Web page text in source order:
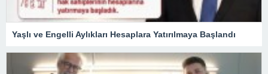
Yaşlı ve Engelli Aylıkları Hesaplara Yatırılmaya Başlandı